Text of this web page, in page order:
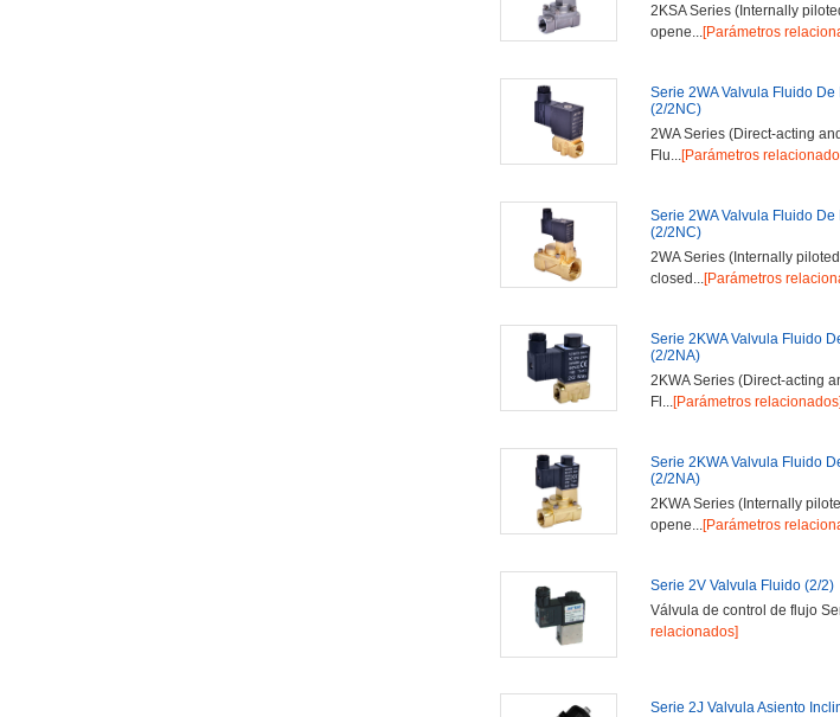
2KSA Series (Internally
opene...[Parámetros
Serie 2WA Valvula Fluido
(2/2NC)
2WA Series (Direct-acting
Flu...[Parámetros
Serie 2WA Valvula Fluido De
(2/2NC)
2WA Series (Internally
closed...[Parámetros
Serie 2KWA Valvula Fluido
(2/2NA)
2KWA Series (Direct-acting
Fl...[Parámetros relacionados]
Serie 2KWA Valvula Fluido
(2/2NA)
2KWA Series (Internally
opene...[Parámetros
Serie 2V Valvula Fluido (2/2)
Válvula de control de flujo
relacionados]
Serie 2J Valvula Asiento